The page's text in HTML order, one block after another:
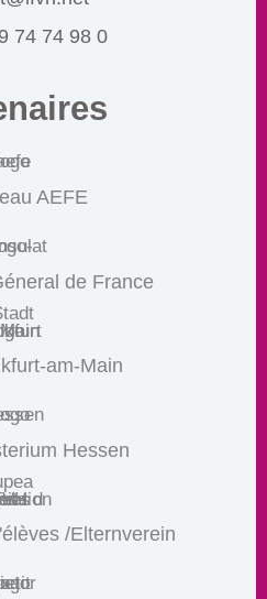
74 74 98 0
AEFE
de France
am-Main
Hessen
/Elternverein